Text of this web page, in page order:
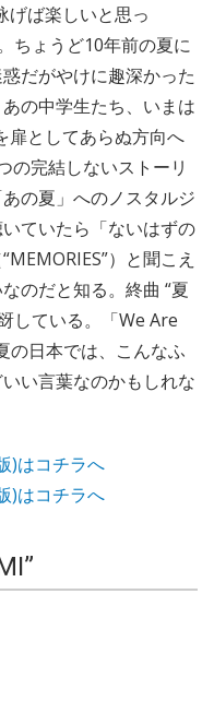
げば楽しいと思っ
ちょうど10年前の夏に
だがやけに趣深かった
の中学生たち、いまは
扉としてあらぬ方向へ
の完結しないストーリ
の夏」へのノスタルジ
ていたら「ないはずの
）と聞こえ
のだと知る。終曲 “夏
している。「We Are
の日本では、こんなふ
い言葉なのかもしれな
)はコチラへ
)はコチラへ